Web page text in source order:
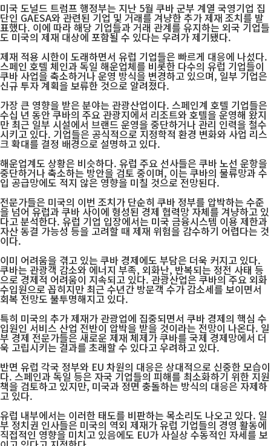
미국 도널드 트럼프 행정부는 지난 5월 쿠바 군부 계열 국영기업 집
단인 GAESA와 관련된 기업 및 거래를 겨냥한 추가 제재 조치를 발
표했다. 이에 따라 해당 기업들과 거래 관계를 유지하는 외국 기업들
도 미국의 제재 대상에 포함될 수 있다는 우려가 제기됐다.
제재 적용 시한이 도래하면서 유럽 기업들은 빠르게 대응에 나섰다.
스페인 호텔 체인과 독일 해운업체를 비롯한 다수의 유럽 기업들이
쿠바 사업을 축소하거나 운영 방식을 변경하고 있으며, 일부 기업은
신규 투자 계획을 보류한 것으로 알려졌다.
가장 큰 영향을 받은 분야는 관광산업이다. 스페인계 호텔 기업들은
수십 년 동안 쿠바의 주요 관광지에서 리조트와 호텔을 운영해 왔지
만 최근 일부 시설에서 브랜드 운영을 중단하거나 관리 인력을 철수
시키고 있다. 기업들은 공식적으로 지정학적 환경 변화와 사업 리스
크 확대를 결정 배경으로 설명하고 있다.
해운업계도 상황은 비슷하다. 유럽 주요 선사들은 쿠바 노선 운항을
중단하거나 축소하는 방안을 검토 중이며, 이는 쿠바의 물류망과 수
입 공급망에도 적지 않은 영향을 미칠 것으로 전망된다.
전문가들은 미국의 이번 조치가 단순히 쿠바 정부를 압박하는 수준
을 넘어 유럽과 쿠바 사이에 형성된 경제 협력망 자체를 겨냥하고 있
다고 분석한다. 유럽 기업 입장에서는 미국 금융시스템 이용 제한과
자산 동결 가능성 등을 고려할 때 제재 위험을 감수하기 어렵다는 것
이다.
이미 어려움을 겪고 있는 쿠바 경제에도 부담은 더욱 커지고 있다.
쿠바는 관광객 감소와 에너지 부족, 외화난, 반복되는 정전 사태 등
으로 경제적 어려움이 지속되고 있다. 관광산업은 쿠바의 주요 외화
수입원으로 꼽히지만 최근 수년간 방문객 수가 감소세를 보이면서
회복 전망도 불투명해지고 있다.
특히 미국의 추가 제재가 관광업에 집중되면서 쿠바 경제의 핵심 수
입원인 서비스 산업 전반이 압박을 받을 것이라는 전망이 나온다. 일
부 경제 전문가들은 새로운 제재 체제가 쿠바를 국제 경제망에서 더
욱 고립시키는 결과를 초래할 수 있다고 우려하고 있다.
반면 유럽 각국 정부와 EU 차원의 대응은 상대적으로 신중한 모습이
다. 스페인과 독일 등은 자국 기업들의 피해를 최소화하기 위한 지원
책을 검토하고 있지만, 미국과 정면 충돌하는 방식의 대응은 자제하
고 있다.
유럽 내부에서는 이러한 태도를 비판하는 목소리도 나오고 있다. 일
부 정치권 인사들은 미국의 역외 제재가 유럽 기업들의 경영 활동에
직접적인 영향을 미치고 있음에도 EU가 사실상 수동적인 자세를 보